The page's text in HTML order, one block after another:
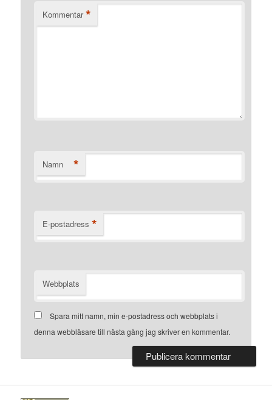
Kommentar *
Namn *
E-postadress *
Webbplats
Spara mitt namn, min e-postadress och webbplats i
denna webbläsare till nästa gång jag skriver en kommentar.